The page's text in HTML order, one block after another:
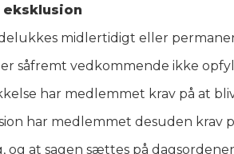
eksklusion
midlertidigt eller
såfremt vedkommende ikke
har medlemmet krav på at
har medlemmet desuden krav
og at sagen sættes på